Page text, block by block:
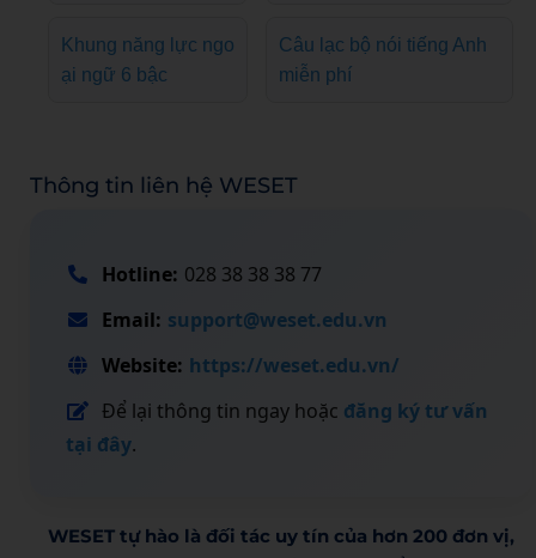
Khung năng lực ngo
ại ngữ 6 bậc
Câu lạc bộ nói tiếng Anh
miễn phí
Thông tin liên hệ WESET
Hotline: 028 38 38 38 77
Email: support@weset.edu.vn
Website: https://weset.edu.vn/
Để lại thông tin ngay hoặc đăng ký tư vấn
tại đây.
WESET tự hào là đối tác uy tín của hơn 200 đơn vị,